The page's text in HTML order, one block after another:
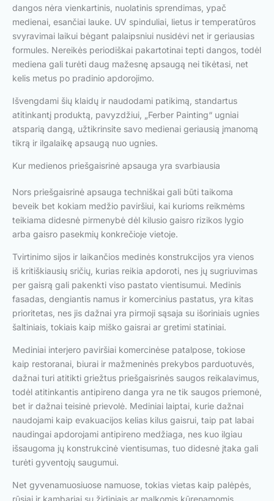
dangos nėra vienkartinis, nuolatinis sprendimas, ypač
medienai, esančiai lauke. UV spinduliai, lietus ir temperatūros
svyravimai laikui bėgant palaipsniui nusidėvi net ir geriausias
formules. Nereikės periodiškai pakartotinai tepti dangos, todėl
mediena gali turėti daug mažesnę apsaugą nei tikėtasi, net
kelis metus po pradinio apdorojimo.
Išvengdami šių klaidų ir naudodami patikimą, standartus
atitinkantį produktą, pavyzdžiui, „Ferber Painting“ ugniai
atsparią dangą, užtikrinsite savo medienai geriausią įmanomą
tikrą ir ilgalaikę apsaugą nuo ugnies.
Kur medienos priešgaisrinė apsauga yra svarbiausia
Nors priešgaisrinė apsauga techniškai gali būti taikoma
beveik bet kokiam medžio paviršiui, kai kurioms reikmėms
teikiama didesnė pirmenybė dėl kilusio gaisro rizikos lygio
arba gaisro pasekmių konkrečioje vietoje.
Tvirtinimo sijos ir laikančios medinės konstrukcijos yra vienos
iš kritiškiausių sričių, kurias reikia apdoroti, nes jų sugriuvimas
per gaisrą gali pakenkti viso pastato vientisumui. Medinis
fasadas, dengiantis namus ir komercinius pastatus, yra kitas
prioritetas, nes jis dažnai yra pirmoji sąsaja su išoriniais ugnies
šaltiniais, tokiais kaip miško gaisrai ar gretimi statiniai.
Mediniai interjero paviršiai komercinėse patalpose, tokiose
kaip restoranai, biurai ir mažmeninės prekybos parduotuvės,
dažnai turi atitikti griežtus priešgaisrinės saugos reikalavimus,
todėl atitinkantis antipireno danga yra ne tik saugos priemonė,
bet ir dažnai teisinė prievolė. Mediniai laiptai, kurie dažnai
naudojami kaip evakuacijos kelias kilus gaisrui, taip pat labai
naudingai apdorojami antipireno medžiaga, nes kuo ilgiau
išsaugoma jų konstrukcinė vientisumas, tuo didesnė įtaka gali
turėti gyventojų saugumui.
Net gyvenamuosiuose namuose, tokias vietas kaip palėpės,